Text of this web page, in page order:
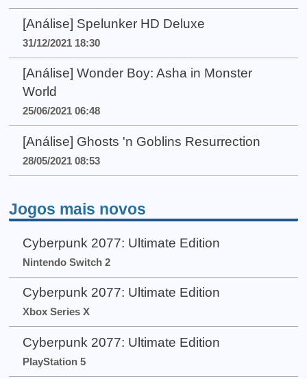
[Análise] Spelunker HD Deluxe
31/12/2021 18:30
[Análise] Wonder Boy: Asha in Monster
World
25/06/2021 06:48
[Análise] Ghosts 'n Goblins Resurrection
28/05/2021 08:53
Jogos mais novos
Cyberpunk 2077: Ultimate Edition
Nintendo Switch 2
Cyberpunk 2077: Ultimate Edition
Xbox Series X
Cyberpunk 2077: Ultimate Edition
PlayStation 5